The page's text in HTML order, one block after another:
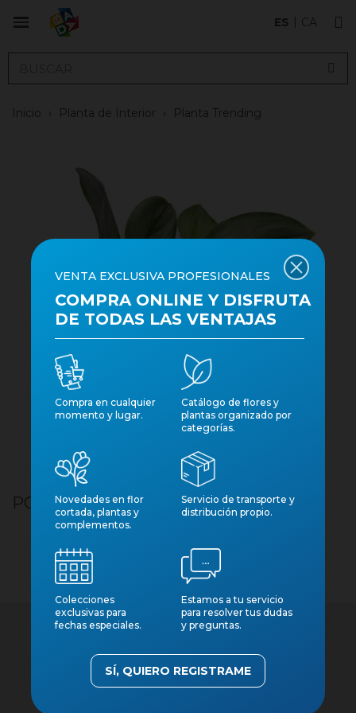
ES CA
Inicio Planta de Interior Planta Trending
POTHOS M12 TREUBII MOONLIGHT
VENTA EXCLUSIVA PROFESIONALES
COMPRA ONLINE Y DISFRUTA
DE TODAS LAS VENTAJAS
Compra en cualquier
momento y lugar.
Catálogo de flores y
plantas organizado por
categorías.
Novedades en flor
cortada, plantas y
complementos.
Servicio de transporte y
distribución propio.
Colecciones
exclusivas para
fechas especiales.
Estamos a tu servicio
para resolver tus dudas
y preguntas.
SÍ, QUIERO REGISTRAME